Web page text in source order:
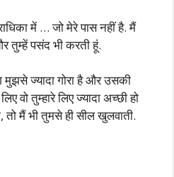
में … जो मेरे पास नहीं है. मैं
तुम्हें पसंद भी करती हूं.
ज्यादा गोरा है और उसकी
वो तुम्हारे लिए ज्यादा अच्छी हो
मैं भी तुमसे ही सील खुलवाती.